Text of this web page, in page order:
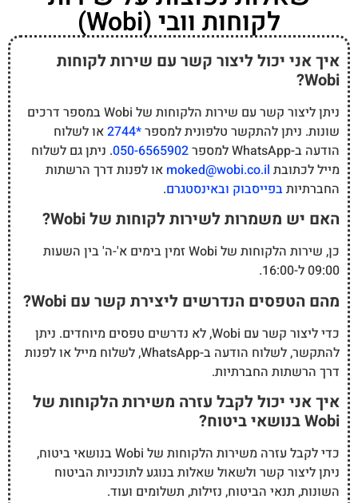
לקוחות וובי (Wobi)
איך אני יכול ליצור קשר עם שירות לקוחות
Wobi?
ניתן ליצור קשר עם שירות הלקוחות של Wobi במספר דרכים
שונות. ניתן להתקשר טלפונית למספר*2744
או לשלוח
הודעה ב-WhatsApp למספר
050-6565902. ניתן גם לשלוח
מייל לכתובת moked@wobi.co.il או לפנות דרך הרשתות
החברתיותבפייסבוק ובאינסטגרם.
האם יש משמרות לשירות לקוחות של Wobi?
כן, שירות הלקוחות של Wobi זמין בימים א'-ה' בין השעות
09:00 ל-16:00.
מהם הטפסים הנדרשים ליצירת קשר עם Wobi?
כדי ליצור קשר עם Wobi, לא נדרשים טפסים מיוחדים. ניתן
להתקשר, לשלוח הודעה ב-WhatsApp, לשלוח מייל או לפנות
דרך הרשתות החברתיות.
איך אני יכול לקבל עזרה משירות הלקוחות של
Wobi בנושאי ביטוח?
כדי לקבל עזרה משירות הלקוחות של Wobi בנושאי ביטוח,
ניתן ליצור קשר ולשאול שאלות בנוגע לתוכניות הביטוח
השונות, תנאי הביטוח, נזילות, תשלומים ועוד.